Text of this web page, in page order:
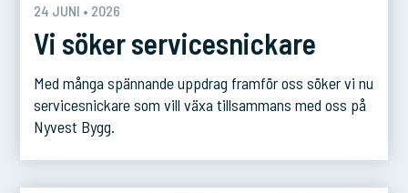
24 JUNI • 2026
Vi söker servicesnickare
Med många spännande uppdrag framför oss söker vi nu
servicesnickare som vill växa tillsammans med oss på
Nyvest Bygg.